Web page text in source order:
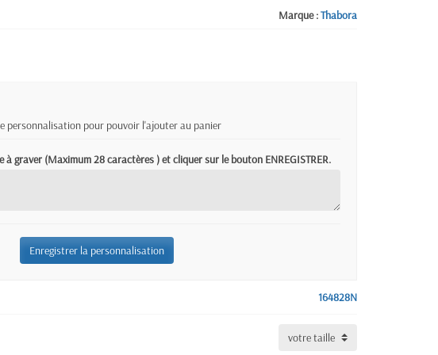
Marque :Thabora
personnalisation pour pouvoir l'ajouter au panier
à graver (Maximum 28 caractères ) et cliquer sur le bouton ENREGISTRER.
Enregistrer la personnalisation
164828N